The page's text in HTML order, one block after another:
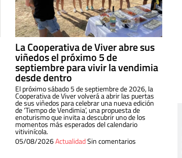
La Cooperativa de Viver abre sus
viñedos el próximo 5 de
septiembre para vivir la vendimia
desde dentro
El próximo sábado 5 de septiembre de 2026, la
Cooperativa de Viver volverá a abrir las puertas
de sus viñedos para celebrar una nueva edición
de ‘Tiempo de Vendimia’, una propuesta de
enoturismo que invita a descubrir uno de los
momentos más esperados del calendario
vitivinícola.
05/08/2026ActualidadSin comentarios